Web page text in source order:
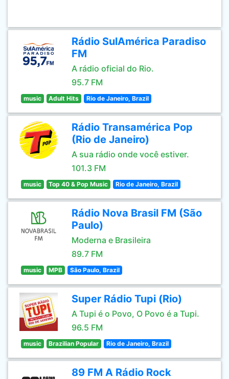
Rádio SulAmérica Paradiso
FM
A rádio oficial do Rio.
95.7 FM
music Adult Hits Rio de Janeiro, Brazil
Rádio Transamérica Pop
(Rio de Janeiro)
A sua rádio onde você estiver.
101.3 FM
music Top 40 & Pop Music Rio de Janeiro, Brazil
Rádio Nova Brasil FM (São
Paulo)
Moderna e Brasileira
89.7 FM
music MPB São Paulo, Brazil
Super Rádio Tupi (Rio)
A Tupi é o Povo, O Povo é a Tupi.
96.5 FM
music Brazilian Popular Rio de Janeiro, Brazil
89 FM A Rádio Rock